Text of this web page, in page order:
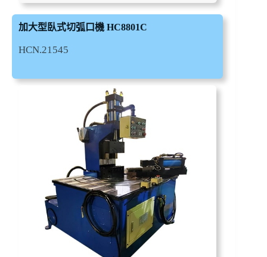
加大型臥式切弧口機 HC8801C
HCN.21545